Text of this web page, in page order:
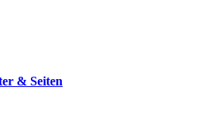
& Seiten